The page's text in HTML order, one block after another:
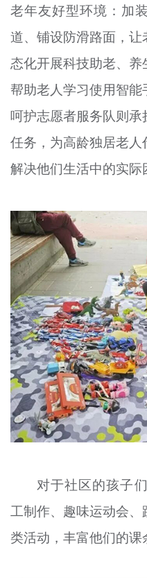
老年友好型环境：加
道、铺设防滑路面，
态化开展科技助老、养
帮助老人学习使用智
呵护志愿者服务队则
任务，为高龄独居老
解决他们生活中的实际
对于社区的孩子
工制作、趣味运动会
类活动，丰富他们的课